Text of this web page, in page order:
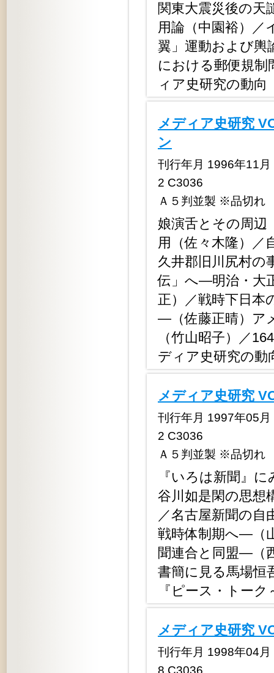
関東大震災後の天
用論（中園裕）／
翼」運動および輿
における郵便規制
ィア史研究の動向
メディア史研究
ン
刊行年月 1996年11
2 C3036
Ａ５判並製 ※品切れ
娘演舌とその周辺
用（佐々木隆）／
久井郡旧川尻村の
伝」へ―明治・大
正）／戦時下日
―（佐藤正晴）ア
（竹山昭子）／
ディア史研究の
メディア史研究
刊行年月 1997年05
2 C3036
Ａ５判並製 ※品切れ
『いろは新聞』
谷川如是閑の思
／名古屋新聞の
戦時体制期へ―（
聞連合と同盟―（
書簡に見る馬場恒
『ピース・トー
メディア史研究
刊行年月 1998年04
8 C3036